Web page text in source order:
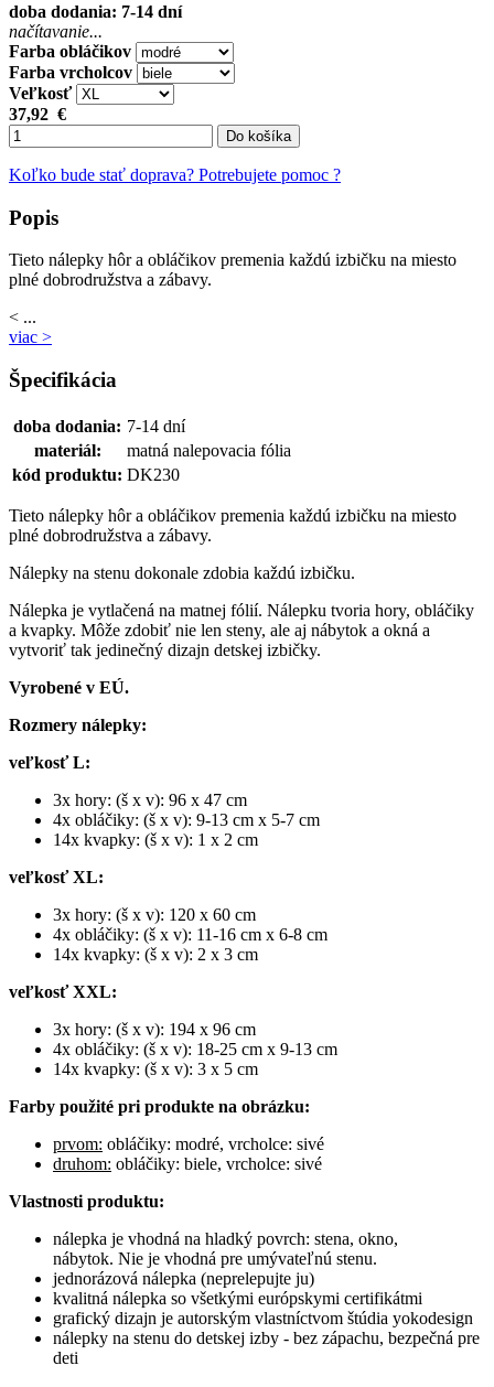
doba dodania: 7-14 dní
načítavanie...
Farba obláčikov
Farba vrcholcov
Veľkosť
37,92 €
Do košíka
Koľko bude stať doprava? Potrebujete pomoc ?
Popis
Tieto nálepky hôr a obláčikov premenia každú izbičku na miesto
plné dobrodružstva a zábavy.
< ...
viac >
Špecifikácia
doba dodania: 7-14 dní
materiál:
matná nalepovacia fólia
kód produktu: DK230
Tieto nálepky hôr a obláčikov premenia každú izbičku na miesto
plné dobrodružstva a zábavy.
Nálepky na stenu dokonale zdobia každú izbičku.
Nálepka je vytlačená na matnej fólií. Nálepku tvoria hory, obláčiky
a kvapky. Môže zdobiť nie len steny, ale aj nábytok a okná a
vytvoriť tak jedinečný dizajn detskej izbičky.
Vyrobené v EÚ.
Rozmery nálepky:
veľkosť L:
3x hory: (š x v): 96 x 47 cm
4x obláčiky: (š x v): 9-13 cm x 5-7 cm
14x kvapky: (š x v): 1 x 2 cm
veľkosť XL:
3x hory: (š x v): 120 x 60 cm
4x obláčiky: (š x v): 11-16 cm x 6-8 cm
14x kvapky: (š x v): 2 x 3 cm
veľkosť XXL:
3x hory: (š x v): 194 x 96 cm
4x obláčiky: (š x v): 18-25 cm x 9-13 cm
14x kvapky: (š x v): 3 x 5 cm
Farby použité pri produkte na obrázku:
prvom: obláčiky: modré, vrcholce: sivé
druhom: obláčiky: biele, vrcholce: sivé
Vlastnosti produktu:
nálepka je vhodná na hladký povrch: stena, okno,
nábytok. Nie je vhodná pre umývateľnú stenu.
jednorázová nálepka (neprelepujte ju)
kvalitná nálepka so všetkými európskymi certifikátmi
grafický dizajn je autorským vlastníctvom štúdia yokodesign
nálepky na stenu do detskej izby - bez zápachu, bezpečná pre
deti